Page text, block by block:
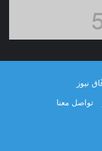
نيوز
تواصل معنا